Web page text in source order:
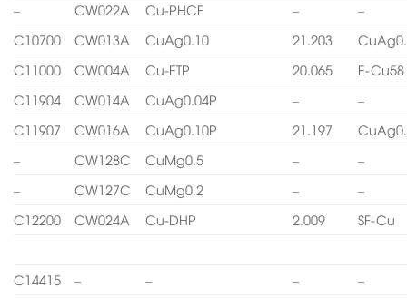
–
CW022A Cu-PHCE –
–
C10700
CW013A CuAg0.10 21.203
C11000
CW004A Cu-ETP 20.065
E-Cu58
C11904
CW014A CuAg0.04P –
–
C11907
CW016A CuAg0.10P 21.197
–
CW128C CuMg0.5 –
–
–
CW127C CuMg0.2 –
–
C12200
CW024A Cu-DHP 2.009 SF-Cu
C14415 – – –
–